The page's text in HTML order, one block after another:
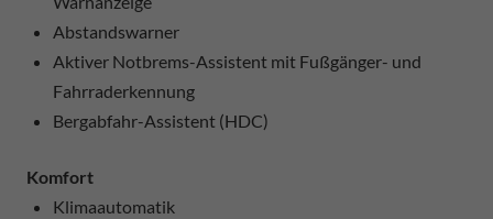
Abstandswarner
Aktiver Notbrems-Assistent mit Fußgänger- und
Fahrraderkennung
Bergabfahr-Assistent (HDC)
Komfort
Klimaautomatik